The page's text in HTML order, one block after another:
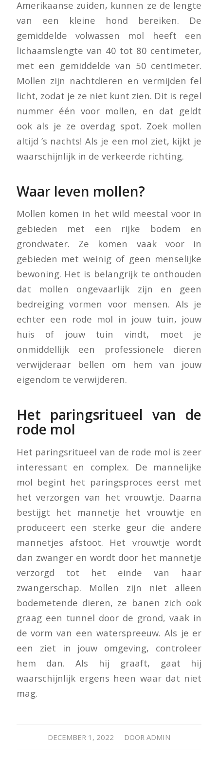
Amerikaanse zuiden, kunnen ze de lengte
van een kleine hond bereiken. De
gemiddelde volwassen mol heeft een
lichaamslengte van 40 tot 80 centimeter,
met een gemiddelde van 50 centimeter.
Mollen zijn nachtdieren en vermijden fel
licht, zodat je ze niet kunt zien. Dit is regel
nummer één voor mollen, en dat geldt
ook als je ze overdag spot. Zoek mollen
altijd ’s nachts! Als je een mol ziet, kijkt je
waarschijnlijk in de verkeerde richting.
Waar leven mollen?
Mollen komen in het wild meestal voor in
gebieden met een rijke bodem en
grondwater. Ze komen vaak voor in
gebieden met weinig of geen menselijke
bewoning. Het is belangrijk te onthouden
dat mollen ongevaarlijk zijn en geen
bedreiging vormen voor mensen. Als je
echter een rode mol in jouw tuin, jouw
huis of jouw tuin vindt, moet je
onmiddellijk een professionele dieren
verwijderaar bellen om hem van jouw
eigendom te verwijderen.
Het paringsritueel van de
rode mol
Het paringsritueel van de rode mol is zeer
interessant en complex. De mannelijke
mol begint het paringsproces eerst met
het verzorgen van het vrouwtje. Daarna
bestijgt het mannetje het vrouwtje en
produceert een sterke geur die andere
mannetjes afstoot. Het vrouwtje wordt
dan zwanger en wordt door het mannetje
verzorgd tot het einde van haar
zwangerschap. Mollen zijn niet alleen
bodemetende dieren, ze banen zich ook
graag een tunnel door de grond, vaak in
de vorm van een waterspreeuw. Als je er
een ziet in jouw omgeving, controleer
hem dan. Als hij graaft, gaat hij
waarschijnlijk ergens heen waar dat niet
mag.
DECEMBER 1, 2022
/ DOOR ADMIN